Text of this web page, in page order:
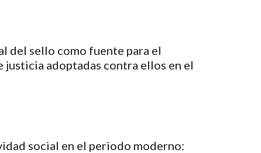
del sello como fuente para el
justicia adoptadas contra ellos en el
social en el periodo moderno: